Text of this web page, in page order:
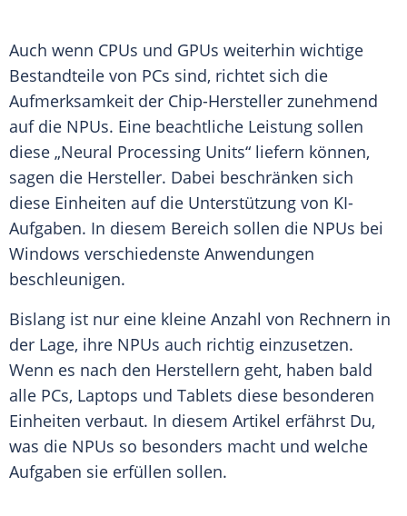
Auch wenn CPUs und GPUs weiterhin wichtige
Bestandteile von PCs sind, richtet sich die
Aufmerksamkeit der Chip-Hersteller zunehmend
auf die NPUs. Eine beachtliche Leistung sollen
diese „Neural Processing Units“ liefern können,
sagen die Hersteller. Dabei beschränken sich
diese Einheiten auf die Unterstützung von KI-
Aufgaben. In diesem Bereich sollen die NPUs bei
Windows verschiedenste Anwendungen
beschleunigen.
Bislang ist nur eine kleine Anzahl von Rechnern in
der Lage, ihre NPUs auch richtig einzusetzen.
Wenn es nach den Herstellern geht, haben bald
alle PCs, Laptops und Tablets diese besonderen
Einheiten verbaut. In diesem Artikel erfährst Du,
was die NPUs so besonders macht und welche
Aufgaben sie erfüllen sollen.